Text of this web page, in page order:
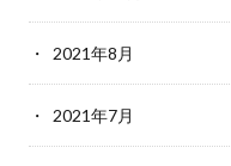
2021年8月
2021年7月